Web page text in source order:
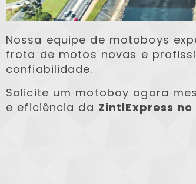
Nossa equipe de motoboys
frota de motos novas e
confiabilidade.
Solicite um motoboy agora
e eficiência da ZintlExpress